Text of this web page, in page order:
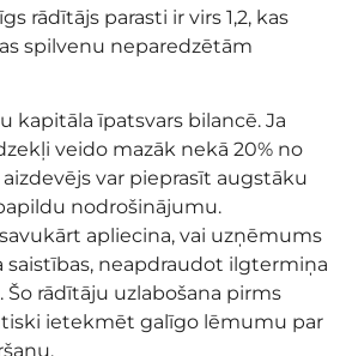
rādītājs parasti ir virs 1,2, kas
spilvenu neparedzētām
kapitāla īpatsvars bilancē. Ja
veido mazāk nekā 20% no
var pieprasīt augstāku
nodrošinājumu.
apliecina, vai uzņēmums
saistības, neapdraudot ilgtermiņa
rādītāju uzlabošana pirms
ietekmēt galīgo lēmumu par